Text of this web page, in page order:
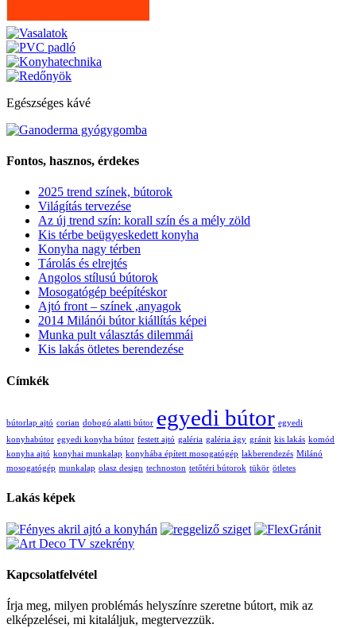
Egészséges kávé
Fontos, hasznos, érdekes
2025 trend színek, bútorok
Világítás tervezése
Az új trend szín: korall szín és a mély zöld
Kis térbe beügyeskedett konyha
Konyha nagy térben
Tárolás és elrejtés
Angolos stílusú bútorok
Mosogatógép beépítéskor
Ajtó front – színek ,anyagok
2014 Milánói bútor kiállítás képei
Munka pult választás dilemmái
Kis lakás ötletes berendezése
Címkék
bútorlap ajtó corian dobogó alatti bútor egyedi bútor egyedi
konyhabútor egyedi konyha bútor festett ajtó galéria galéria ágy gránit kis lakás komód
konyha ajtó konyhai munkalap konyhába épített mosogatógép lakberendezés Milánó
mosogatógép munkalap olasz design technoston tetőtéri bútorok tükör ötletes
Lakás képek
Kapcsolatfelvétel
Írja meg, milyen problémás helyszínre szeretne bútort, mik az
elképzelései, mi kitaláljuk, megtervezzük.